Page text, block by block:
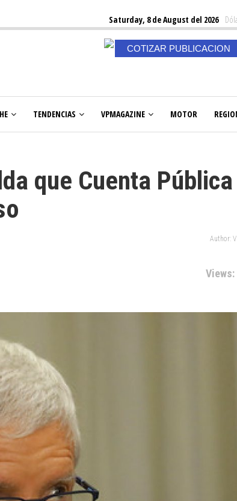
Saturday, 8 de August del 2026
COTIZAR PUBLICACION
TENDENCIAS VPMAGAZINE MOTOR
que Cuenta Pública
Author:
Views: